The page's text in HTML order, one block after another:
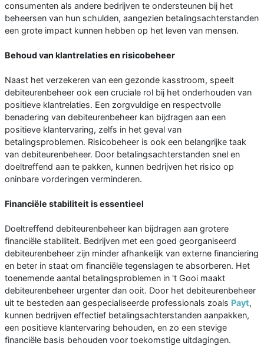
consumenten als andere bedrijven te ondersteunen bij het
beheersen van hun schulden, aangezien betalingsachterstanden
een grote impact kunnen hebben op het leven van mensen.
Behoud van klantrelaties en risicobeheer
Naast het verzekeren van een gezonde kasstroom, speelt
debiteurenbeheer ook een cruciale rol bij het onderhouden van
positieve klantrelaties. Een zorgvuldige en respectvolle
benadering van debiteurenbeheer kan bijdragen aan een
positieve klantervaring, zelfs in het geval van
betalingsproblemen. Risicobeheer is ook een belangrijke taak
van debiteurenbeheer. Door betalingsachterstanden snel en
doeltreffend aan te pakken, kunnen bedrijven het risico op
oninbare vorderingen verminderen.
Financiële stabiliteit is essentieel
Doeltreffend debiteurenbeheer kan bijdragen aan grotere
financiële stabiliteit. Bedrijven met een goed georganiseerd
debiteurenbeheer zijn minder afhankelijk van externe financiering
en beter in staat om financiële tegenslagen te absorberen. Het
toenemende aantal betalingsproblemen in 't Gooi maakt
debiteurenbeheer urgenter dan ooit. Door het debiteurenbeheer
uit te besteden aan gespecialiseerde professionals zoals Payt,
kunnen bedrijven effectief betalingsachterstanden aanpakken,
een positieve klantervaring behouden, en zo een stevige
financiële basis behouden voor toekomstige uitdagingen.